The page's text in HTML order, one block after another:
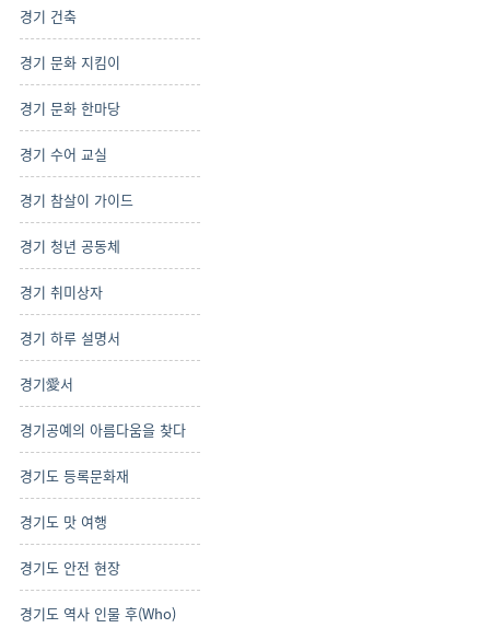
경기 건축
경기 문화 지킴이
경기 문화 한마당
경기 수어 교실
경기 참살이 가이드
경기 청년 공동체
경기 취미상자
경기 하루 설명서
경기愛서
경기공예의 아름다움을 찾다
경기도 등록문화재
경기도 맛 여행
경기도 안전 현장
경기도 역사 인물 후(Who)